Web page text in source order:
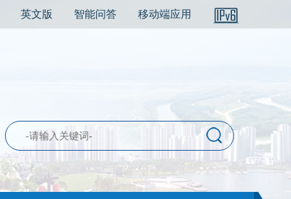
英文版 智能问答 移动端应用